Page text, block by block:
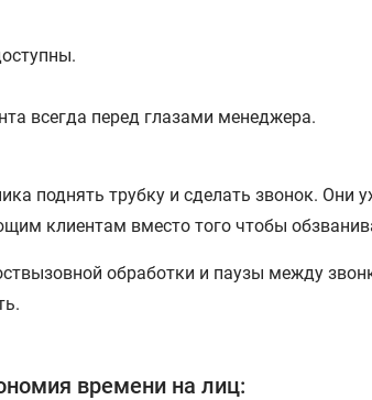
всегда перед глазами менеджера.
поднять трубку и сделать звонок. Они
клиентам вместо того чтобы
обработки и паузы между
времени на лиц: